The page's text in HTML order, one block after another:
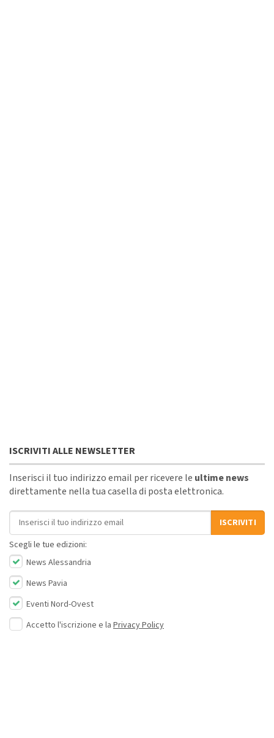
ISCRIVITI ALLE NEWSLETTER
Inserisci il tuo indirizzo email per ricevere le ultime news
direttamente nella tua casella di posta elettronica.
Indirizzo email
ISCRIVITI
Scegli le tue edizioni:
News Alessandria
News Pavia
Eventi Nord-Ovest
Accetto l'iscrizione e la Privacy Policy